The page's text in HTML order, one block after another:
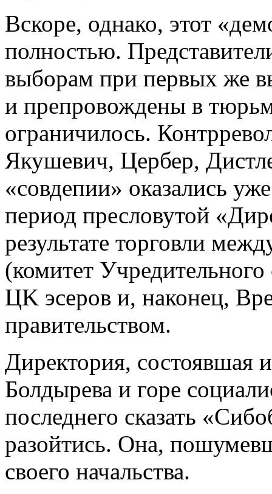
Вскоре, однако, этот
полностью.
выборам при первых же
и препровождены в
ограничилось.
Якушевич, Цербер,
«совдепии» оказались
период пресловутой
результате торговли
(комитет
ЦK эсеров и, наконец,
правительством.
Директория, состоявшая
Болдырева и горе
последнего сказать
разойтись. Она,
своего начальства.